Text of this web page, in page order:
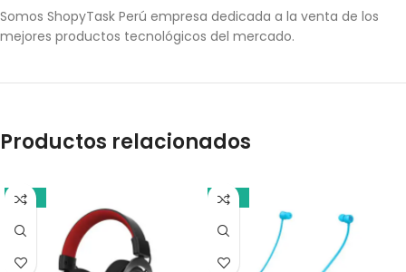
Somos ShopyTask Perú empresa dedicada a la venta de los
mejores productos tecnológicos del mercado.
Productos relacionados
-18% -18%